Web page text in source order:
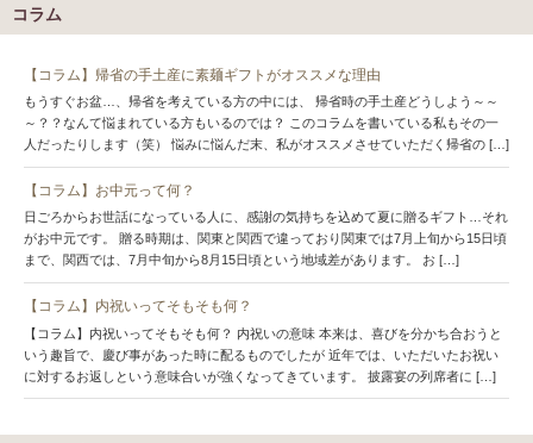
コラム
【コラム】帰省の手土産に素麺ギフトがオススメな理由
もうすぐお盆…、帰省を考えている方の中には、 帰省時の手土産どうしよう～～
～？？なんて悩まれている方もいるのでは？ このコラムを書いている私もその一
人だったりします（笑） 悩みに悩んだ末、私がオススメさせていただく帰省の […]
【コラム】お中元って何？
日ごろからお世話になっている人に、感謝の気持ちを込めて夏に贈るギフト…それ
がお中元です。 贈る時期は、関東と関西で違っており関東では7月上旬から15日頃
まで、関西では、7月中旬から8月15日頃という地域差があります。 お […]
【コラム】内祝いってそもそも何？
【コラム】内祝いってそもそも何？ 内祝いの意味 本来は、喜びを分かち合おうと
いう趣旨で、慶び事があった時に配るものでしたが 近年では、いただいたお祝い
に対するお返しという意味合いが強くなってきています。 披露宴の列席者に […]